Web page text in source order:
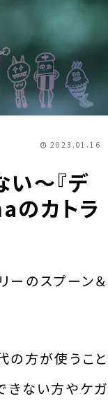
2023.01.16
〜『デ
のカトラ
ーのスプーン＆
の方が使うこと
きない方やケガ